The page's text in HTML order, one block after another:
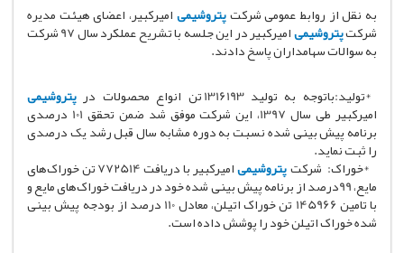
به نقل از روابط عمومی شرکتپتروشیمیامیرکبیر، اعضای هیئت مدیره
شرکتپتروشیمی امیرکبیر در این جلسه با تشریح عملکرد سال 97 شرکت
به سوالات سهامداران پاسخ دادند.
*تولید:باتوجه به تولید 1316193 تن انواع محصولات در
پتروشیمی
امیرکبیر طی سال 1397، این شرکت موفق شد ضمن تحقق 101 درصدی
برنامه پیش بینی شده نسبت به دوره مشابه سال قبل رشد یک درصدی
را ثبت نماید.
*خوراک: شرکتپتروشیمی امیرکبیر با دریافت 772514 تن خوراک‌های
مایع، 99درصد از برنامه پیش بینی شده خود در دریافت خوراک‌های مایع و
با تامین 145966 تن خوراک اتیلن، معادل 110 درصد از بودجه پیش بینی
شده خوراک اتیلن خود را پوشش داده است.